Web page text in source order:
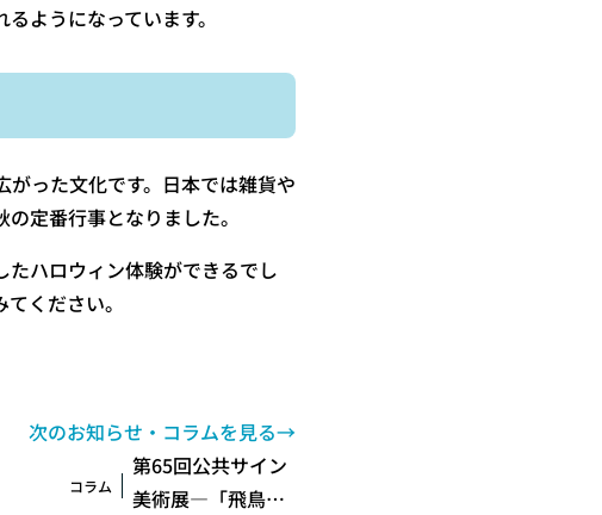
ようになっています。
った文化です。日本では雑貨や
定番行事となりました。
ハロウィン体験ができるでし
ください。
次のお知らせ・コラムを見る→
コラム
第65回公共サイン
美術展―「飛鳥・